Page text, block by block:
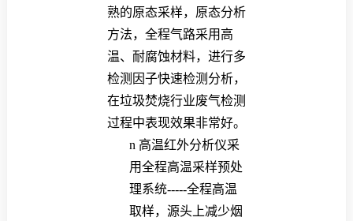
熟的原态采样，原态分析
方法，全程气路采用高
温、耐腐蚀材料，进行多
检测因子快速检测分析，
在垃圾焚烧行业废气检测
过程中表现效果非常好。
n 高温红外分析仪采
用全程高温采样预处
理系统-----全程高温
取样，源头上减少烟